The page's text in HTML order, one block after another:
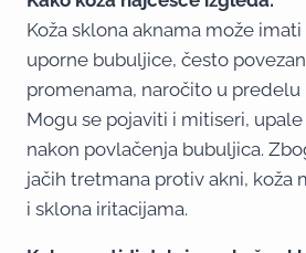
Koža sklona aknama može
uporne bubuljice, često
promenama, naročito u predelu
Mogu se pojaviti i mitiseri,
nakon povlačenja bubuljica.
jačih tretmana protiv akni, koža
i sklona iritacijama.